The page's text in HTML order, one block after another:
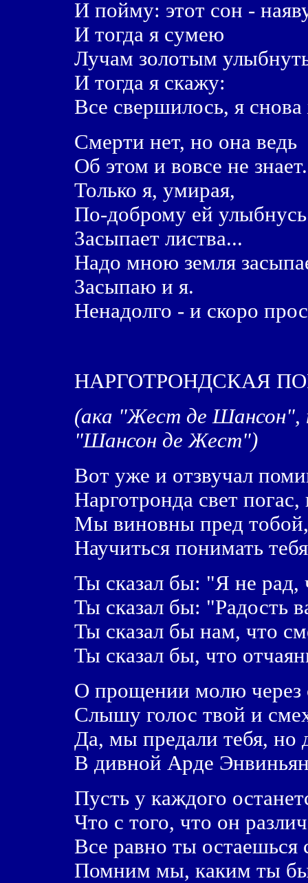
И пойму: этот сон -
И тогда я сумею
Лучам золотым
И тогда я скажу:
Все свершилось, я
Смерти нет, но она ведь
Об этом и вовсе не знает.
Только я, умирая,
По-доброму ей
Засыпает листва...
Надо мною земля
Засыпаю и я.
Ненадолго - и скоро
НАРГОТРОНДСКАЯ
(ака "Жест де Шансон",
"Шансон де Жест")
Вот уже и отзвучал
Нарготронда свет
Мы виновны пред
Научиться понимать
Ты сказал бы: "Я не рад,
Ты сказал бы: "Радость
Ты сказал бы нам, что
Ты сказал бы, что
О прощении молю через
Слышу голос твой и
Да, мы предали тебя, но
В дивной Арде
Пусть у каждого
Что с того, что он
Все равно ты остаешься
Помним мы, каким ты